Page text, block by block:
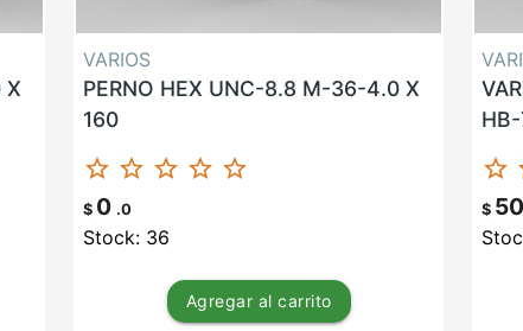
X
VARIOS
PERNO HEX UNC-8.8 M-36-4.0 X
160
star_border star_border star_border star_border star_border
$ 0 .0
Stock: 36
Agregar al carrito
star_border
$ 50